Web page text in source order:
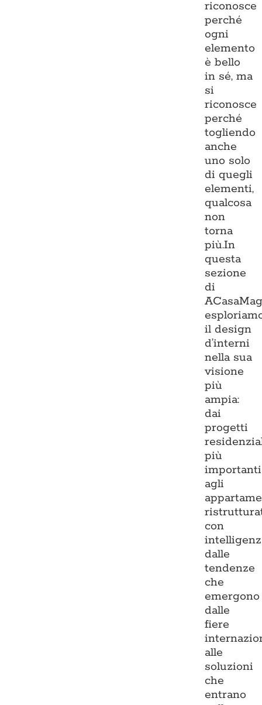
riconosce
perché
ogni
elemento
è bello
in sé, ma
si
riconosce
perché
togliendo
anche
uno solo
di quegli
elementi,
qualcosa
non
torna
più.In
questa
sezione
di
il design
d’interni
nella sua
visione
più
ampia:
dai
progetti
più
importanti
agli
con
dalle
tendenze
che
emergono
dalle
fiere
alle
soluzioni
che
entrano